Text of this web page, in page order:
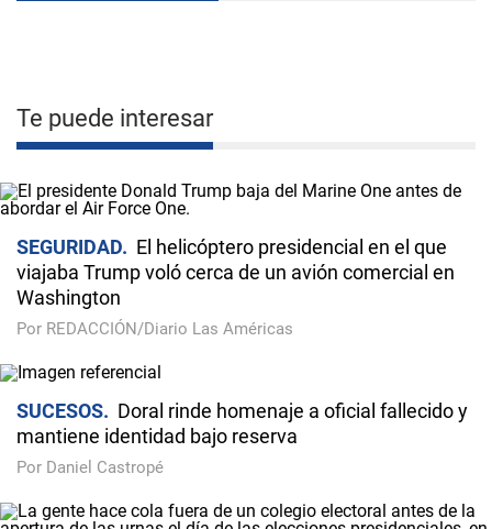
Te puede interesar
SEGURIDAD
El helicóptero presidencial en el que
viajaba Trump voló cerca de un avión comercial en
Washington
Por REDACCIÓN/Diario Las Américas
SUCESOS
Doral rinde homenaje a oficial fallecido y
mantiene identidad bajo reserva
Por Daniel Castropé